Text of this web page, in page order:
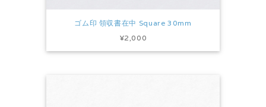
ゴム印 領収書在中 Square 30mm
¥2,000